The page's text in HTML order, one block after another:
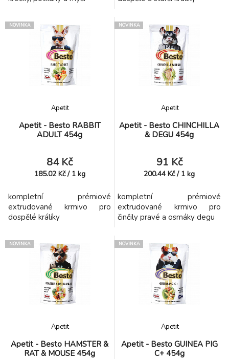
NOVINKA
Apetit - Besto RABBIT
ADULT 454g
Apetit
84 Kč
185.02 Kč / 1 kg
kompletní prémiové
extrudované krmivo pro
dospělé králíky
NOVINKA
Apetit - Besto CHINCHILLA
& DEGU 454g
Apetit
91 Kč
200.44 Kč / 1 kg
kompletní prémiové
extrudované krmivo pro
činčily pravé a osmáky degu
NOVINKA
Apetit - Besto HAMSTER &
RAT & MOUSE 454g
Apetit
NOVINKA
Apetit - Besto GUINEA PIG
C+ 454g
Apetit